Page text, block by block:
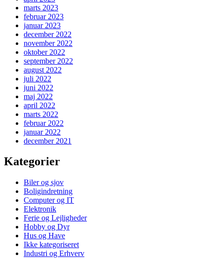
marts 2023
februar 2023
januar 2023
december 2022
november 2022
oktober 2022
september 2022
august 2022
juli 2022
juni 2022
maj 2022
april 2022
marts 2022
februar 2022
januar 2022
december 2021
Kategorier
Biler og sjov
Boligindretning
Computer og IT
Elektronik
Ferie og Lejligheder
Hobby og Dyr
Hus og Have
Ikke kategoriseret
Industri og Erhverv